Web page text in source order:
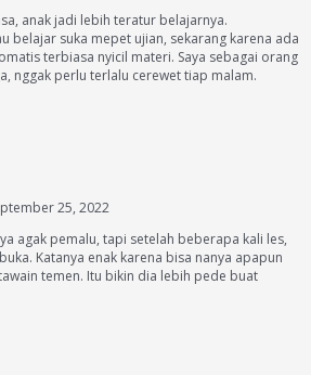
anak jadi lebih teratur belajarnya.
belajar suka mepet ujian, sekarang karena ada
terbiasa nyicil materi. Saya sebagai orang
nggak perlu terlalu cerewet tiap malam.
25, 2022
agak pemalu, tapi setelah beberapa kali les,
Katanya enak karena bisa nanya apapun
temen. Itu bikin dia lebih pede buat